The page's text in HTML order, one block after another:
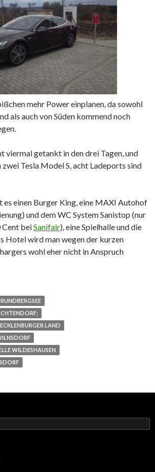
mehr Power einplanen, da sowohl
als auch von Süden kommend noch
viermal getankt in den drei Tagen, und
Tesla Model S, acht Ladeports sind
einen Burger King, eine MAXI Autohof
und dem WC System Sanistop (nur
Cent beiSanifair), eine Spielhalle und die
Hotel wird man wegen der kurzen
wohl eher nicht in Anspruch
LAND
WILDESHAUSEN